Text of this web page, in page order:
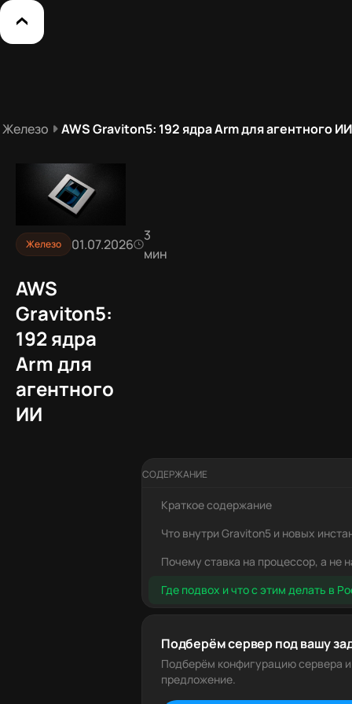
Железо AWS Graviton5: 192 ядра Arm для агентного ИИ
Железо 01.07.2026
3
мин
AWS
Graviton5:
192 ядра
Arm для
агентного
ИИ
СОДЕРЖАНИЕ
Краткое содержание
Что внутри Graviton5 и новых
Почему ставка на процессор, а не
Где подвох и что с этим делать в
Подберём сервер под вашу
Подберём конфигурацию сервера
предложение.